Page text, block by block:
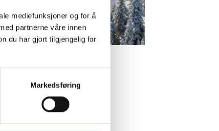
mediefunksjoner og for å
partnerne våre innen
du har gjort tilgjengelig for
Markedsføring